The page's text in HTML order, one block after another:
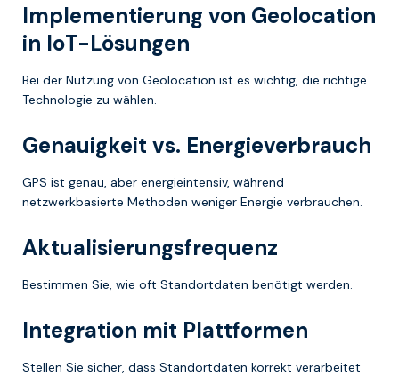
Implementierung von Geolocation
in IoT-Lösungen
Bei der Nutzung von Geolocation ist es wichtig, die richtige
Technologie zu wählen.
Genauigkeit vs. Energieverbrauch
GPS ist genau, aber energieintensiv, während
netzwerkbasierte Methoden weniger Energie verbrauchen.
Aktualisierungsfrequenz
Bestimmen Sie, wie oft Standortdaten benötigt werden.
Integration mit Plattformen
Stellen Sie sicher, dass Standortdaten korrekt verarbeitet